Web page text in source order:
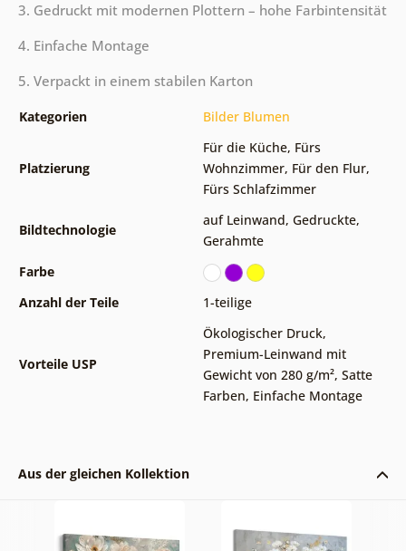
3. Gedruckt mit modernen Plottern – hohe Farbintensität
4. Einfache Montage
5. Verpackt in einem stabilen Karton
Kategorien Bilder Blumen
Platzierung
Für die Küche, Fürs
Wohnzimmer, Für den Flur,
Fürs Schlafzimmer
Bildtechnologie
auf Leinwand, Gedruckte,
Gerahmte
Farbe
Anzahl der Teile
1-teilige
Vorteile USP
Ökologischer Druck,
Premium-Leinwand mit
Gewicht von 280 g/m², Satte
Farben, Einfache Montage
Aus der gleichen Kollektion